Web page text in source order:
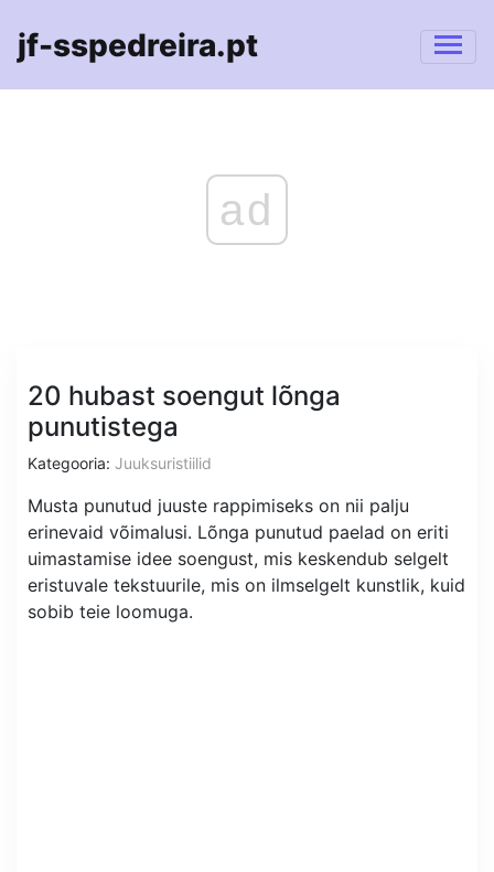
jf-sspedreira.pt
ad
20 hubast soengut lõnga
punutistega
Kategooria: Juuksuristiilid
Musta punutud juuste rappimiseks on nii palju
erinevaid võimalusi. Lõnga punutud paelad on eriti
uimastamise idee soengust, mis keskendub selgelt
eristuvale tekstuurile, mis on ilmselgelt kunstlik, kuid
sobib teie loomuga.